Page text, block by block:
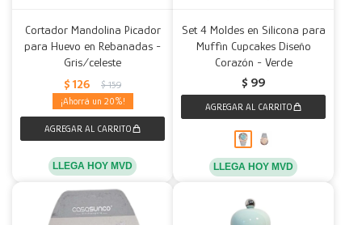
Cortador Mandolina Picador
para Huevo en Rebanadas -
Gris/celeste
$ 126 $ 159
20
LLEGA HOY MVD
Set 4 Moldes en Silicona para
Muffin Cupcakes Diseño
Corazón - Verde
$ 99
LLEGA HOY MVD